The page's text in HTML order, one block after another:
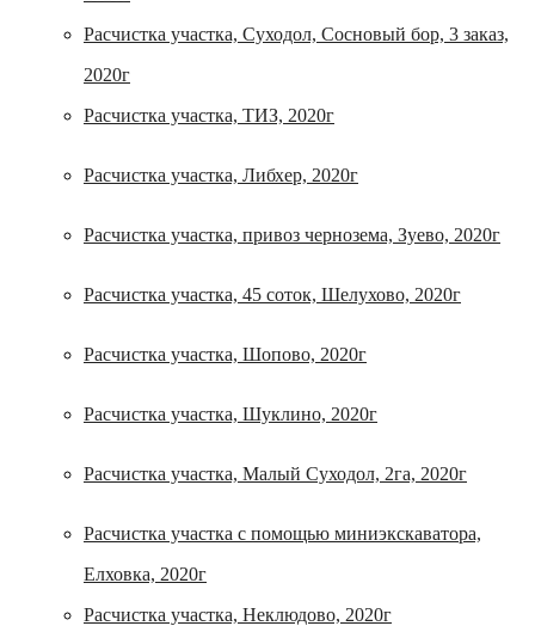
Расчистка участка, Суходол, Сосновый бор, 3 заказ,
2020г
Расчистка участка, ТИЗ, 2020г
Расчистка участка, Либхер, 2020г
Расчистка участка, привоз чернозема, Зуево, 2020г
Расчистка участка, 45 соток, Шелухово, 2020г
Расчистка участка, Шопово, 2020г
Расчистка участка, Шуклино, 2020г
Расчистка участка, Малый Суходол, 2га, 2020г
Расчистка участка с помощью миниэкскаватора,
Елховка, 2020г
Расчистка участка, Неклюдово, 2020г